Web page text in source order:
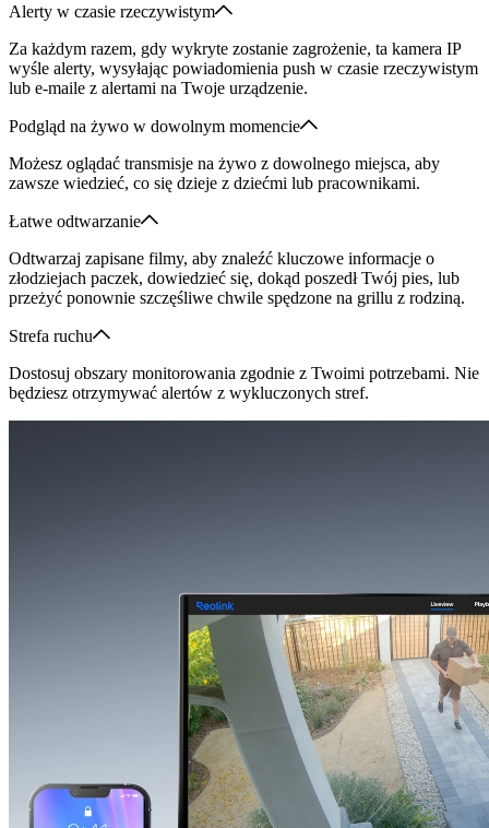
Alerty w czasie rzeczywistym
Za każdym razem, gdy wykryte zostanie zagrożenie, ta kamera IP
wyśle alerty, wysyłając powiadomienia push w czasie rzeczywistym
lub e-maile z alertami na Twoje urządzenie.
Podgląd na żywo w dowolnym momencie
Możesz oglądać transmisje na żywo z dowolnego miejsca, aby
zawsze wiedzieć, co się dzieje z dziećmi lub pracownikami.
Łatwe odtwarzanie
Odtwarzaj zapisane filmy, aby znaleźć kluczowe informacje o
złodziejach paczek, dowiedzieć się, dokąd poszedł Twój pies, lub
przeżyć ponownie szczęśliwe chwile spędzone na grillu z rodziną.
Strefa ruchu
Dostosuj obszary monitorowania zgodnie z Twoimi potrzebami. Nie
będziesz otrzymywać alertów z wykluczonych stref.